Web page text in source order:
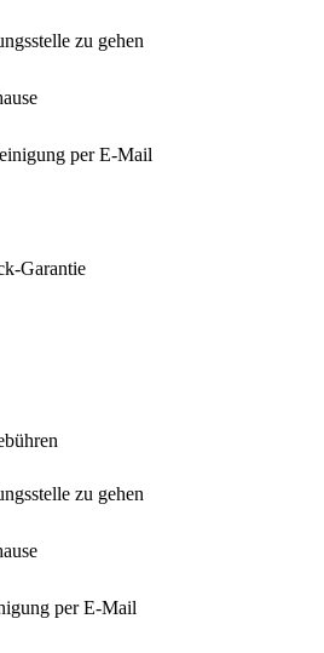
zu gehen
per E-Mail
Garantie
zu gehen
per E-Mail